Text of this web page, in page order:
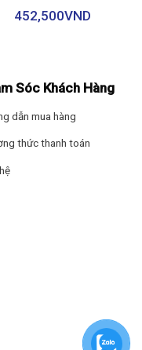
và ván ủi StyleMat
nhanh chóng hơn
ủi và nhẹ nhàng miết
Hiệu quả đặc biệt cho
cúc, đường xếp li,…
452,500VND
Sóc Khách Hàng
dẫn mua hàng
thức thanh toán